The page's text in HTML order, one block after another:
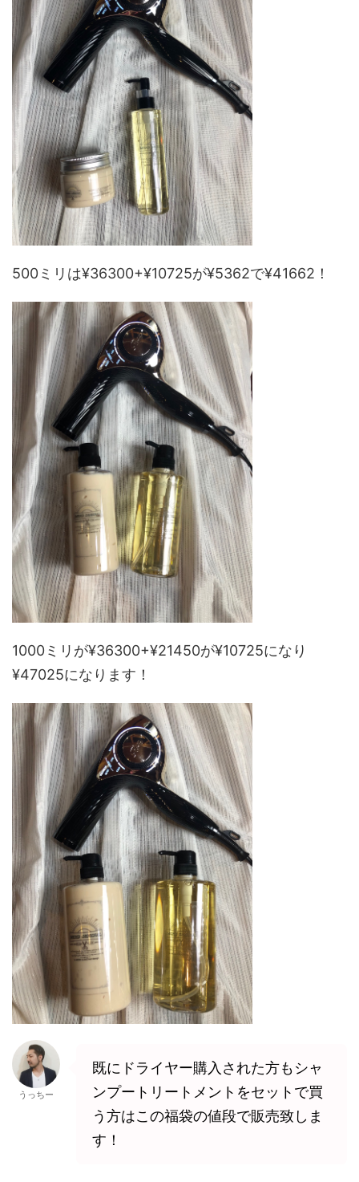
500ミリは¥36300+¥10725が¥5362で¥41662！
1000ミリが¥36300+¥21450が¥10725になり
¥47025になります！
うっちー
既にドライヤー購入された方もシャ
ンプートリートメントをセットで買
う方はこの福袋の値段で販売致しま
す！